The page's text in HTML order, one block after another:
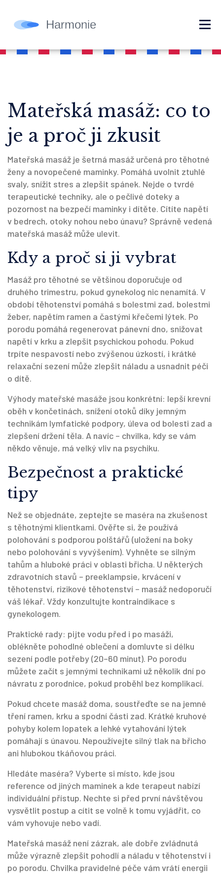
Mateřská masáž: co to
je a proč ji zkusit
Mateřská masáž je šetrná masáž určená pro těhotné
ženy a novopečené maminky. Pomáhá uvolnit ztuhlé
svaly, snížit stres a zlepšit spánek. Nejde o tvrdé
terapeutické techniky, ale o pečlivé doteky a
pozornost na bezpečí maminky i dítěte. Cítíte napětí
v bedrech, otoky nohou nebo únavu? Správně vedená
mateřská masáž může ulevit.
Kdy a proč si ji vybrat
Masáž pro těhotné se většinou doporučuje od
druhého trimestru, pokud gynekolog nic nenamítá. V
období těhotenství pomáhá s bolestmi zad, bolestmi
žeber, napětím ramen a častými křečemi lýtek. Po
porodu pomáhá regenerovat pánevní dno, snižovat
napětí v krku a zlepšit psychickou pohodu. Pokud
trpíte nespavostí nebo zvýšenou úzkostí, i krátké
relaxační sezení může zlepšit náladu a usnadnit péči
o dítě.
Výhody mateřské masáže jsou konkrétní: lepší krevní
oběh v končetinách, snížení otoků díky jemným
technikám lymfatické podpory, úleva od bolesti zad a
zlepšení držení těla. A navíc – chvilka, kdy se vám
někdo věnuje, má velký vliv na psychiku.
Bezpečnost a praktické
tipy
Než se objednáte, zeptejte se maséra na zkušenost
s těhotnými klientkami. Ověřte si, že používá
polohování s podporou polštářů (uložení na boky
nebo polohování s vyvýšením). Vyhněte se silným
tahům a hluboké práci v oblasti břicha. U některých
zdravotních stavů – preeklampsie, krvácení v
těhotenství, rizikové těhotenství – masáž nedoporučí
váš lékař. Vždy konzultujte kontraindikace s
gynekologem.
Praktické rady: pijte vodu před i po masáži,
oblékněte pohodlné oblečení a domluvte si délku
sezení podle potřeby (20–60 minut). Po porodu
můžete začít s jemnými technikami už několik dní po
návratu z porodnice, pokud proběhl bez komplikací.
Pokud chcete masáž doma, soustřeďte se na jemné
tření ramen, krku a spodní části zad. Krátké kruhové
pohyby kolem lopatek a lehké vytahování lýtek
pomáhají s únavou. Nepoužívejte silný tlak na břicho
ani hlubokou tkáňovou práci.
Hledáte maséra? Vyberte si místo, kde jsou
reference od jiných maminek a kde terapeut nabízí
individuální přístup. Nechte si před první návštěvou
vysvětlit postup a cítit se volně k tomu vyjádřit, co
vám vyhovuje nebo vadí.
Mateřská masáž není zázrak, ale dobře zvládnutá
může výrazně zlepšit pohodlí a náladu v těhotenství i
po porodu. Chvilka pravidelné péče vám vrátí energii